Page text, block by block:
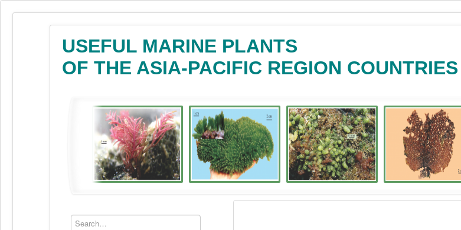
USEFUL MARINE PLANTS
OF THE ASIA-PACIFIC REGION COUNTRIES